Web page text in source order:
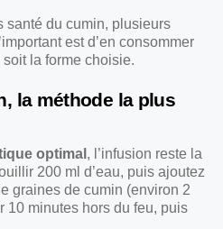
santé du cumin, plusieurs
est d’en consommer
la forme choisie.
la méthode la plus
optimal , l’infusion reste la
200 ml d’eau, puis ajoutez
graines de cumin (environ 2
10 minutes hors du feu, puis